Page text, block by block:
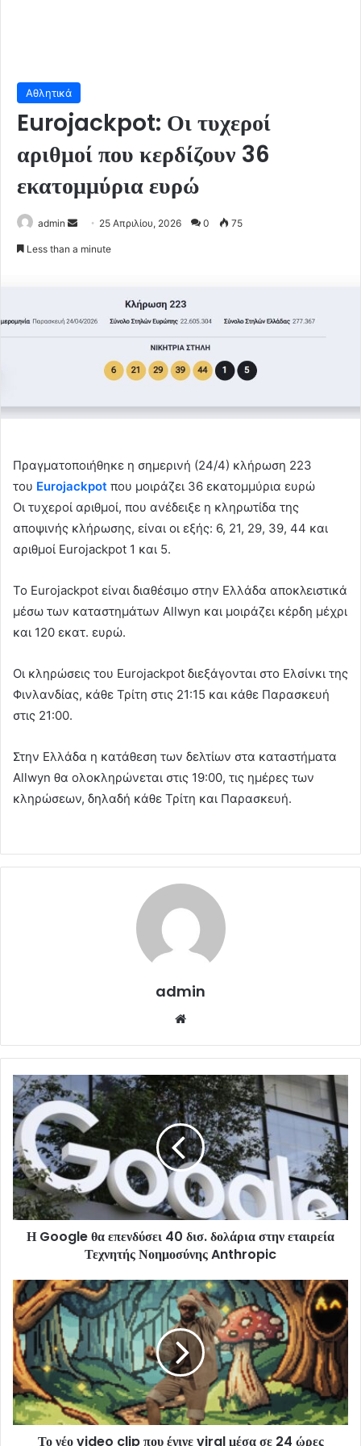
Αθλητικά
Eurojackpot: Οι τυχεροί
αριθμοί που κερδίζουν 36
εκατομμύρια ευρώ
admin
Send 25 Απριλίου, 2026 0 75
Less than a minute
Πραγματοποιήθηκε η σημερινή (24/4) κλήρωση 223
του Eurojackpot που μοιράζει 36 εκατομμύρια ευρώ
Οι τυχεροί αριθμοί, που ανέδειξε η κληρωτίδα της
αποψινής κλήρωσης, είναι οι εξής: 6, 21, 29, 39, 44 και
αριθμοί Eurojackpot 1 και 5.
Το Eurojackpot είναι διαθέσιμο στην Ελλάδα αποκλειστικά
μέσω των καταστημάτων Allwyn και μοιράζει κέρδη μέχρι
και 120 εκατ. ευρώ.
Οι κληρώσεις του Eurojackpot διεξάγονται στο Ελσίνκι της
Φινλανδίας, κάθε Τρίτη στις 21:15 και κάθε Παρασκευή
στις 21:00.
Στην Ελλάδα η κατάθεση των δελτίων στα καταστήματα
Allwyn θα ολοκληρώνεται στις 19:00, τις ημέρες των
κληρώσεων, δηλαδή κάθε Τρίτη και Παρασκευή.
admin
Η Google θα επενδύσει 40 δισ. δολάρια στην εταιρεία
Τεχνητής Νοημοσύνης Anthropic
Το νέο video clip που έγινε viral μέσα σε 24 ώρες